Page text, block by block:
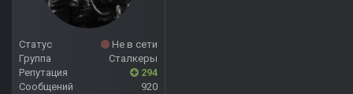
Статус
Не в сети
Группа
Сталкеры
Репутация
294
Сообщений
920